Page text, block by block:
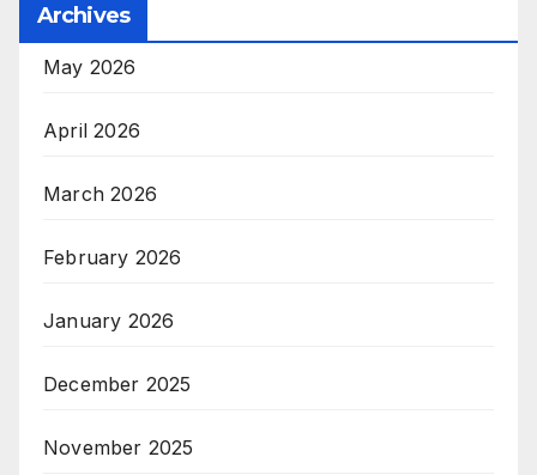
Archives
May 2026
April 2026
March 2026
February 2026
January 2026
December 2025
November 2025